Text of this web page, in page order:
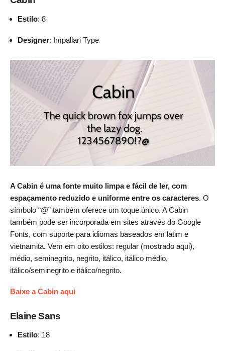
Estilo: 8
Designer: Impallari Type
A Cabin é uma fonte muito limpa e fácil de ler, com
espaçamento reduzido e uniforme entre os caracteres. O
símbolo “@” também oferece um toque único. A Cabin
também pode ser incorporada em sites através do Google
Fonts, com suporte para idiomas baseados em latim e
vietnamita. Vem em oito estilos: regular (mostrado aqui),
médio, seminegrito, negrito, itálico, itálico médio,
itálico/seminegrito e itálico/negrito.
Baixe a Cabin aqui
Elaine Sans
Estilo: 18